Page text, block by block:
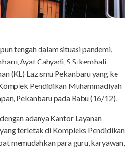
tengah dalam situasi pandemi,
Ayat Cahyadi, S.Si kembali
(KL) Lazismu Pekanbaru yang ke
Pendidikan Muhammadiyah
Pekanbaru pada Rabu (16/12).
adanya Kantor Layanan
terletak di Kompleks Pendidikan
memudahkan para guru, karyawan,